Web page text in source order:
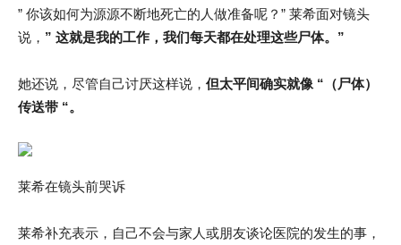
” 你该如何为源源不断地死亡的人做准备呢？” 莱希面对镜头
说， ” 这就是我的工作，我们每天都在处理这些尸体。”
她还说，尽管自己讨厌这样说， 但太平间确实就像 “（尸体）
传送带 “。
莱希在镜头前哭诉
莱希补充表示，自己不会与家人或朋友谈论医院的发生的事，